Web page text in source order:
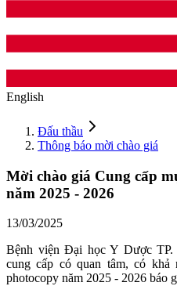
English
Đấu thầu
Thông báo mời chào giá
Mời chào giá Cung cấp
năm 2025 - 2026
13/03/2025
Bệnh viện Đại học Y Dược
cung cấp có quan tâm, có
photocopy năm 2025 - 2026 báo